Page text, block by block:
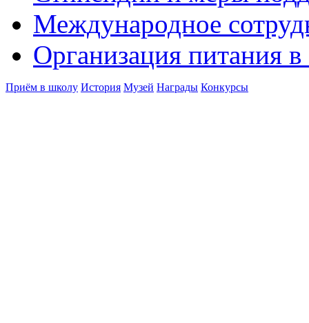
Международное
Организация питания в
Приём в школу История Музей Награды Конкурсы